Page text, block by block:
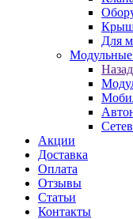
Для
Назад
Акции
Доставка
Оплата
Отзывы
Статьи
Контакты